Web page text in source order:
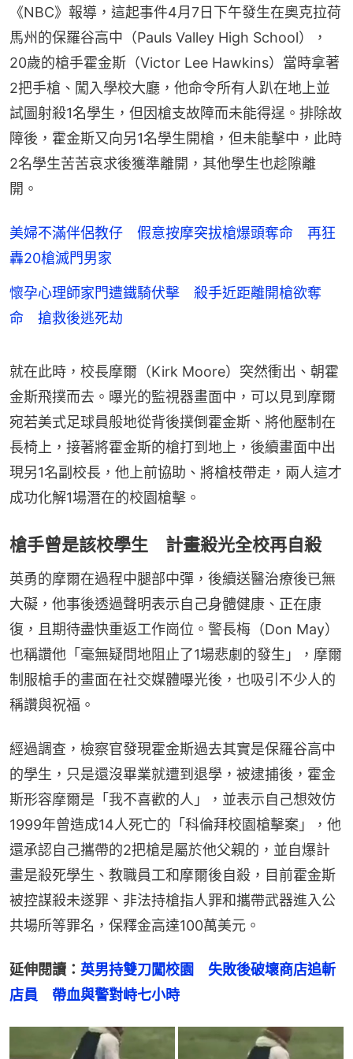
《NBC》報導，這起事件4月7日下午發生在奧克拉荷
馬州的保羅谷高中（Pauls Valley High School），
20歲的槍手霍金斯（Victor Lee Hawkins）當時拿著
2把手槍、闖入學校大廳，他命令所有人趴在地上並
試圖射殺1名學生，但因槍支故障而未能得逞。排除故
障後，霍金斯又向另1名學生開槍，但未能擊中，此時
2名學生苦苦哀求後獲準離開，其他學生也趁隙離
開。
美婦不滿伴侶教仔 假意按摩突拔槍爆頭奪命 再狂
轟20槍滅門男家
懷孕心理師家門遭鐵騎伏擊 殺手近距離開槍欲奪
命 搶救後逃死劫
就在此時，校長摩爾（Kirk Moore）突然衝出、朝霍
金斯飛撲而去。曝光的監視器畫面中，可以見到摩爾
宛若美式足球員般地從背後撲倒霍金斯、將他壓制在
長椅上，接著將霍金斯的槍打到地上，後續畫面中出
現另1名副校長，他上前協助、將槍枝帶走，兩人這才
成功化解1場潛在的校園槍擊。
槍手曾是該校學生 計畫殺光全校再自殺
英勇的摩爾在過程中腿部中彈，後續送醫治療後已無
大礙，他事後透過聲明表示自己身體健康、正在康
復，且期待盡快重返工作崗位。警長梅（Don May）
也稱讚他「毫無疑問地阻止了1場悲劇的發生」，摩爾
制服槍手的畫面在社交媒體曝光後，也吸引不少人的
稱讚與祝福。
經過調查，檢察官發現霍金斯過去其實是保羅谷高中
的學生，只是還沒畢業就遭到退學，被逮捕後，霍金
斯形容摩爾是「我不喜歡的人」，並表示自己想效仿
1999年曾造成14人死亡的「科倫拜校園槍擊案」，他
還承認自己攜帶的2把槍是屬於他父親的，並自爆計
畫是殺死學生、教職員工和摩爾後自殺，目前霍金斯
被控謀殺未遂罪、非法持槍指人罪和攜帶武器進入公
共場所等罪名，保釋金高達100萬美元。
延伸閱讀： 英男持雙刀闖校園　失敗後破壞商店追斬
店員　帶血與警對峙七小時